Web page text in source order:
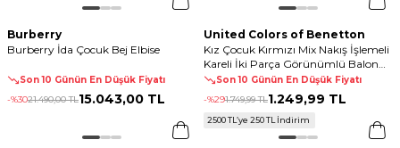
Burberry
Burberry İda Çocuk Bej Elbise
Son 10 Günün En Düşük Fiyatı
-%3021.490,00 TL15.043,00 TL
United Colors of Benetton
Kız Çocuk Kırmızı Mix Nakış İşlemeli
Kareli İki Parça Görünümlü Balon
ElbiseSon 10 Günün En Düşük Fiyatı
-%291.749,99 TL1.249,99 TL
2500 TL’ye 250 TL İndirim